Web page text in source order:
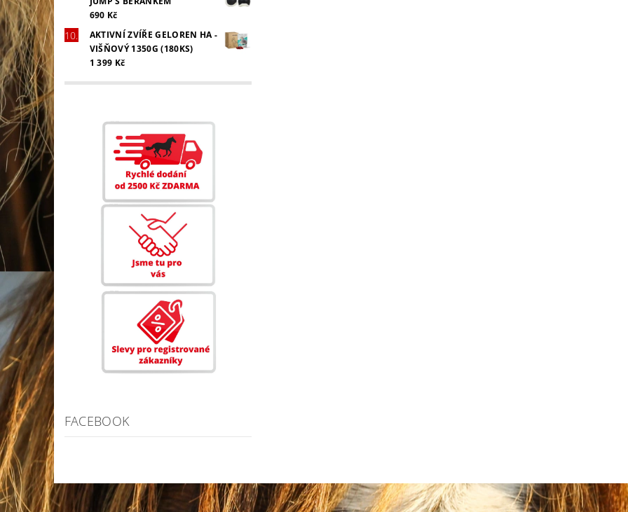
690 Kč
AKTIVNÍ ZVÍŘE GELOREN HA -
VIŠŇOVÝ 1350G (180KS)
1 399 Kč
FACEBOOK